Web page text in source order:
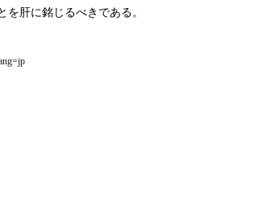
肝に銘じるべきである。